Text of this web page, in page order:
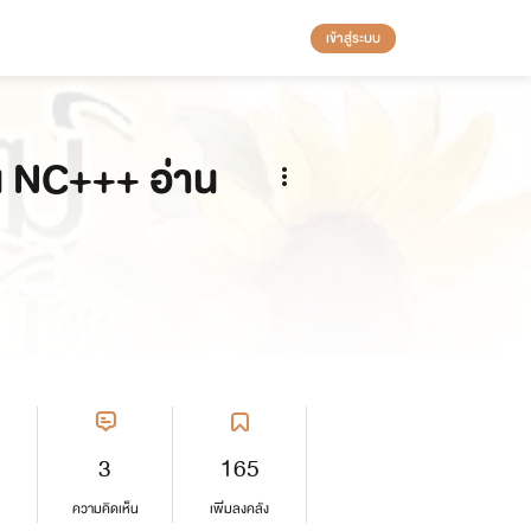
เข้าสู่ระบบ
อ่าน
3
ความคิดเห็น
165
เพิ่มลงคลัง